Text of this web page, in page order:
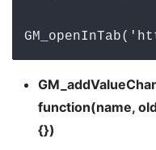
function(name,
{})